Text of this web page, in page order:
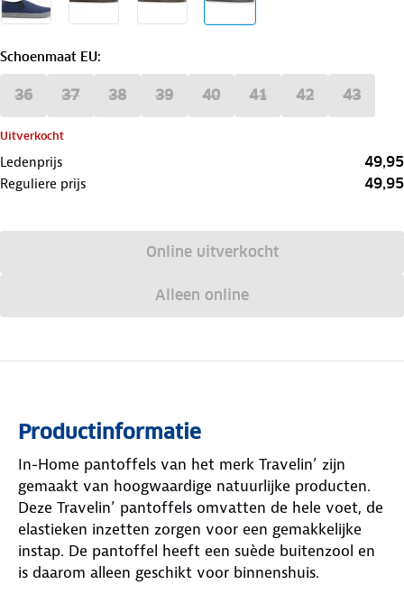
Schoenmaat EU:
36 37 38 39 40 41 42 43
Uitverkocht
Ledenprijs 49,95
Reguliere prijs 49,95
Online uitverkocht
Alleen online
Productinformatie
In-Home pantoffels van het merk Travelin’ zijn
gemaakt van hoogwaardige natuurlijke producten.
Deze Travelin’ pantoffels omvatten de hele voet, de
elastieken inzetten zorgen voor een gemakkelijke
instap. De pantoffel heeft een suède buitenzool en
is daarom alleen geschikt voor binnenshuis.